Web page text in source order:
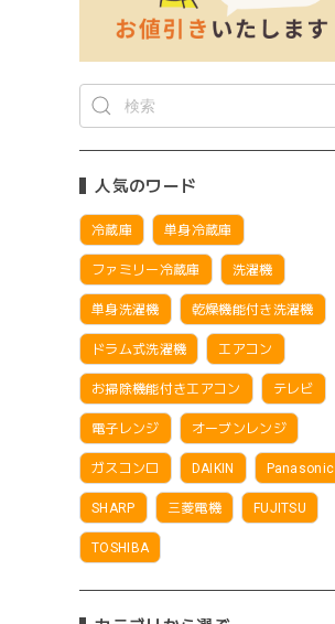
人気のワード
冷蔵庫 単身冷蔵庫
ファミリー冷蔵庫 洗濯機
単身洗濯機 乾燥機能付き洗濯機
ドラム式洗濯機 エアコン
お掃除機能付きエアコン テレビ
電子レンジ オーブンレンジ
ガスコンロ DAIKIN Panasonic
SHARP 三菱電機 FUJITSU
TOSHIBA